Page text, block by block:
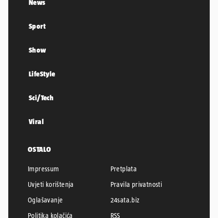
News
Sport
Show
LifeStyle
Sci/Tech
Viral
OSTALO
Impressum
Pretplata
Uvjeti korištenja
Pravila privatnosti
Oglašavanje
24sata.biz
Politika kolačića
RSS